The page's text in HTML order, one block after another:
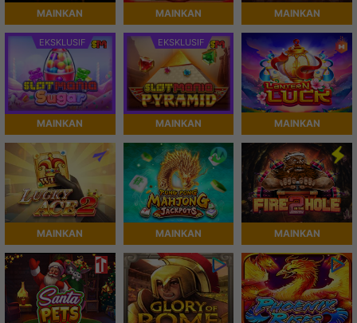
MAINKAN MAINKAN MAINKAN
EKSKLUSIF
MAINKAN
EKSKLUSIF
MAINKAN MAINKAN
MAINKAN MAINKAN MAINKAN